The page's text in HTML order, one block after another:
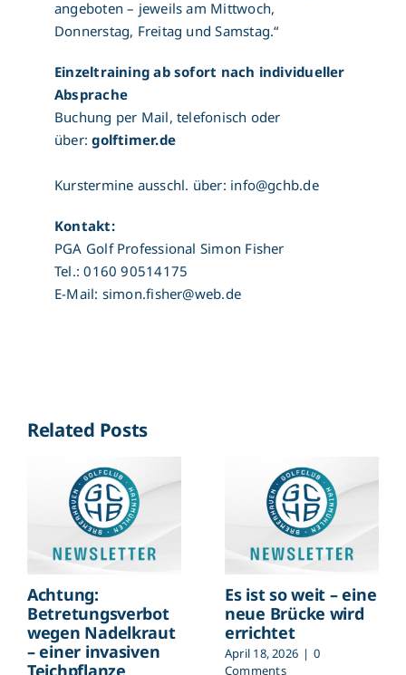
angeboten – jeweils am Mittwoch,
Donnerstag, Freitag und Samstag.“
Einzeltraining ab sofort nach individueller
Absprache
Buchung per Mail, telefonisch oder
über:golftimer.de
Kurstermine ausschl. über: info@gchb.de
Kontakt:
PGA Golf Professional Simon Fisher
Tel.: 0160 90514175
E-Mail: simon.fisher@web.de
Related Posts
Achtung:
Betretungsverbot
wegen Nadelkraut
– einer invasiven
Es ist so weit – eine
neue Brücke wird
errichtet
April 18, 2026 | 0
Comments